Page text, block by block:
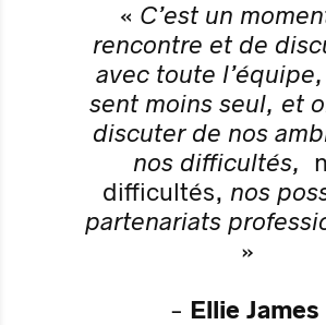
« C’est un
rencontre et de
avec toute
sent moins seul, et
discuter de nos
nos difficultés,
difficultés, nos
partenariats
»
- Ellie James